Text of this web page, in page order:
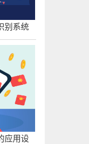
别系统
应用设